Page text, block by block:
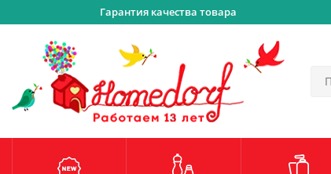
Гарантия качества товара